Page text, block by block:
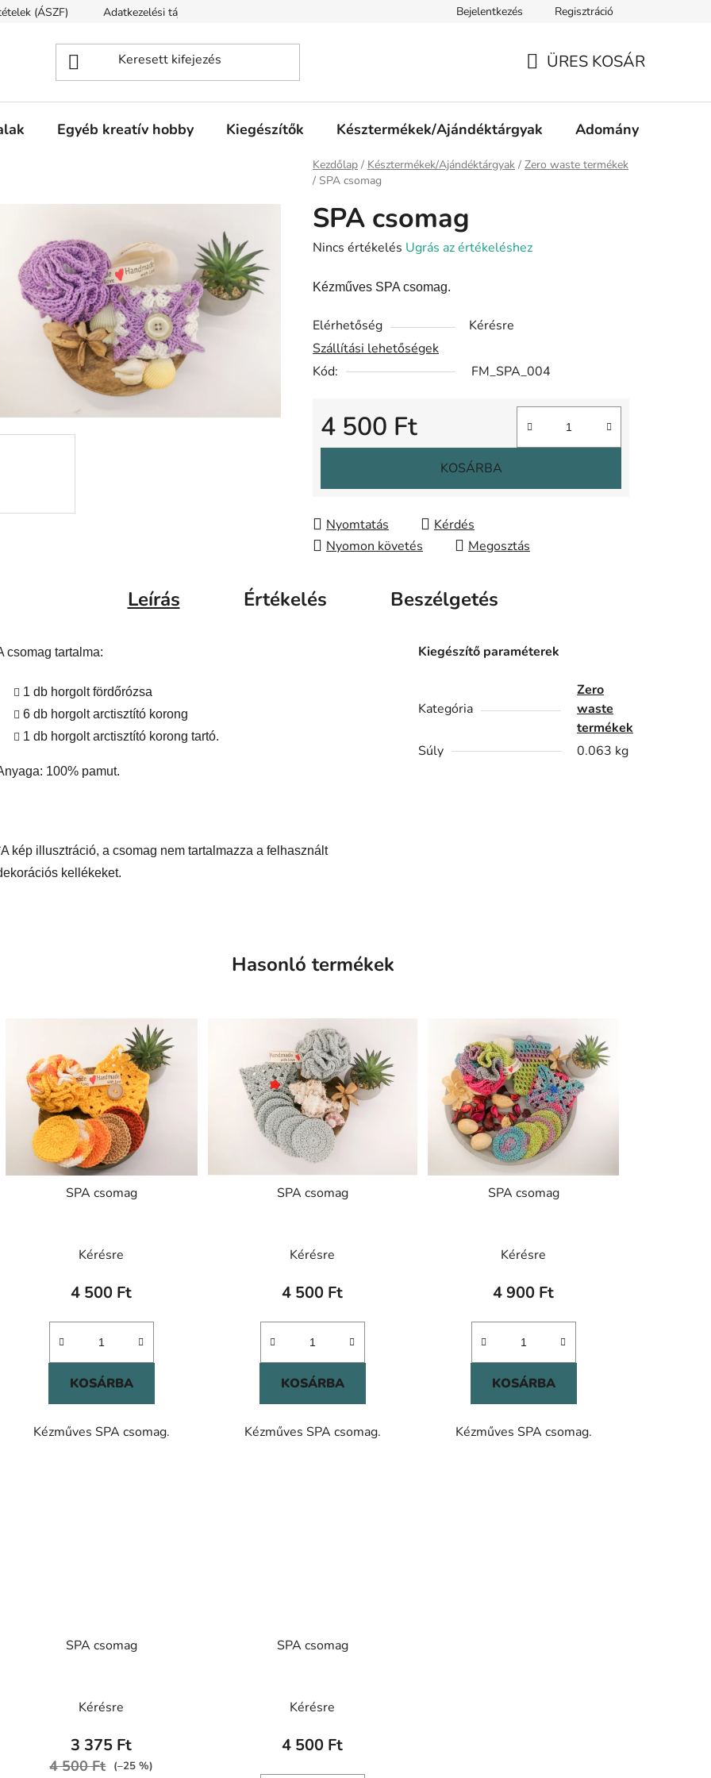
(ÁSZF) Adatkezelési tájékoztató Jogi nyilatkozat Impresszum
Bejelentkezés Regisztráció
ÜRES KOSÁR
Egyéb kreatív hobby Kiegészítők Késztermékek/Ajándéktárgyak Adomány
Kezdőlap / Késztermékek/Ajándéktárgyak / Zero waste termékek
/ SPA csomag
SPA csomag
A
átlagos
5-
ből
0,0
Nincs értékelés Ugrás az értékeléshez
Kézműves SPA csomag.
Elérhetőség
Kérésre
Szállítási lehetőségek
Kód:
FM_SPA_004
4 500 Ft
Egységár:
KOSÁRBA
Nyomtatás
Kérdés
Nyomon követés
Megosztás
Leírás Értékelés Beszélgetés
csomag tartalma:
1 db horgolt fördőrózsa
6 db horgolt arctisztító korong
1 db horgolt arctisztító korong tartó.
100% pamut.
kép illusztráció, a csomag nem tartalmazza a felhasznált
kellékeket.
Kiegészítő paraméterek
Kategória
Zero
waste
termékek
Súly
0.063 kg
Hasonló termékek
SPA csomag
Kérésre
4 500 Ft
KOSÁRBA
Kézműves SPA csomag.
SPA csomag
Kérésre
4 500 Ft
KOSÁRBA
Kézműves SPA csomag.
SPA csomag
Kérésre
4 900 Ft
KOSÁRBA
Kézműves SPA csomag.
SPA csomag
Kérésre
3 375 Ft
4 500 Ft (–25 %)
SPA csomag
Kérésre
4 500 Ft